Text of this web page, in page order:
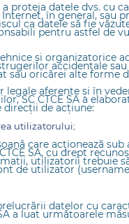
proteja datele dvs. cu
în general, sau
ca datele să fie
pentru astfel de
şi organizatorice
accidentale
sau oricărei alte forme
legale aferente şi în
SC CTCE SA a
de acţiune:
utilizatorului;
care acționează sub
SA, cu drept
utilizatorii trebuie
de utilizator
datelor cu
a luat următoarele